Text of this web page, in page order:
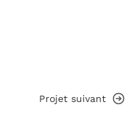
Projet suivant